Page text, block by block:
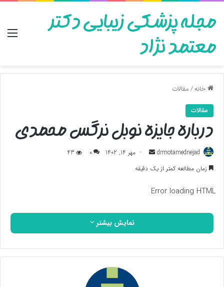
مجله پزشکی زیبایی دکتر
معتمد نژاد
خانه/مقالات
مقالات
درباره جایزه نوبل نرگس محمدی
drmotamednejad
ارسال مهر 14, 1402 0
43
زمان مطالعه کمتر از یک دقیقه
Error loading HTML
نمایش بیشتر